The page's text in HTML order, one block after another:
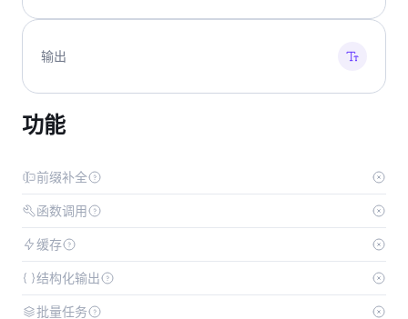
输出
功能
前缀补全
函数调用
缓存
结构化输出
批量任务